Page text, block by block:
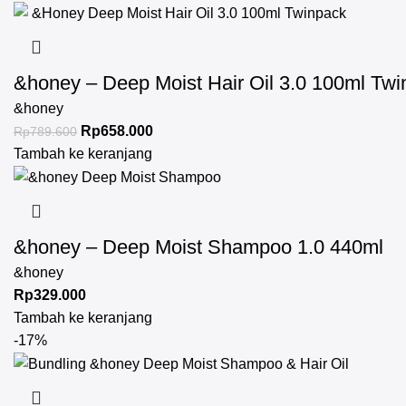
&honey – Deep Moist Hair Oil 3.0 100ml
&honey
Rp789.600 Rp658.000
Tambah ke keranjang
&honey – Deep Moist Shampoo 1.0 440ml
&honey
Rp329.000
Tambah ke keranjang
-17%